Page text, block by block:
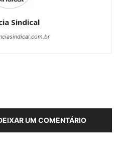
Sindical
UM COMENTÁRIO